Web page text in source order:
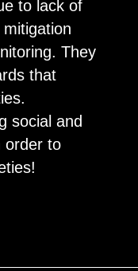
to lack of
They
that
social and
order to